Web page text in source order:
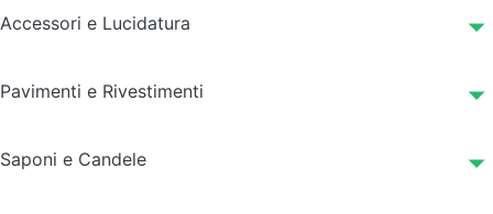
Accessori e Lucidatura
Pavimenti e Rivestimenti
Saponi e Candele